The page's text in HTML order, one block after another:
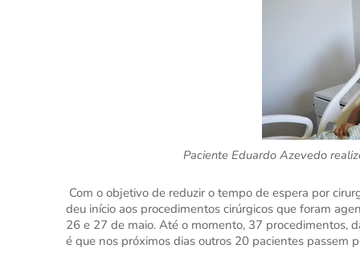
Paciente Eduardo Azevedo
Com o objetivo de reduzir o tempo de espera por
deu início aos procedimentos cirúrgicos que foram
26 e 27 de maio. Até o momento, 37 procedimentos,
é que nos próximos dias outros 20 pacientes passem